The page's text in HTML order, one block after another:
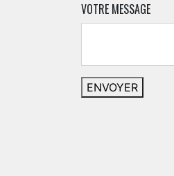
VOTRE MESSAGE